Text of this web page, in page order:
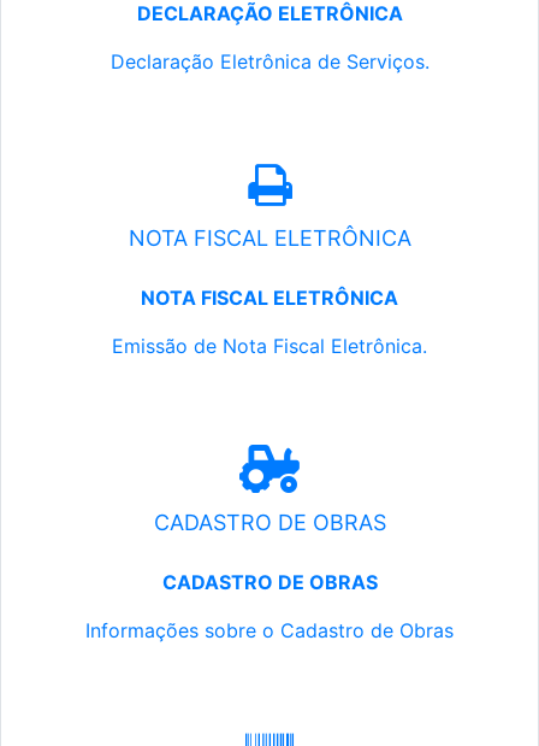
DECLARAÇÃO ELETRÔNICA
Declaração Eletrônica de Serviços.
NOTA FISCAL ELETRÔNICA
NOTA FISCAL ELETRÔNICA
Emissão de Nota Fiscal Eletrônica.
CADASTRO DE OBRAS
CADASTRO DE OBRAS
Informações sobre o Cadastro de Obras